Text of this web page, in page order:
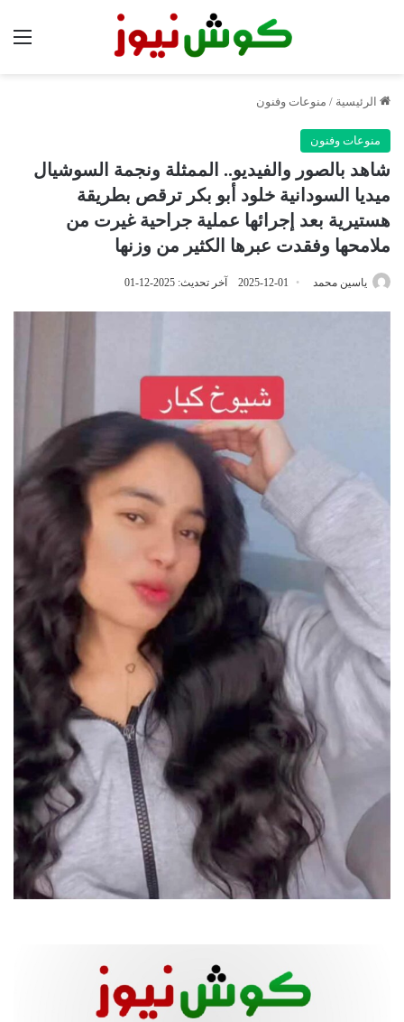
الرئيسية / منوعات وفنون
منوعات وفنون
شاهد بالصور والفيديو.. الممثلة ونجمة السوشيال
ميديا السودانية خلود أبو بكر ترقص بطريقة
هستيرية بعد إجرائها عملية جراحية غيرت من
ملامحها وفقدت عبرها الكثير من وزنها
ياسين محمد 2025-12-01 آخر تحديث: 2025-12-01